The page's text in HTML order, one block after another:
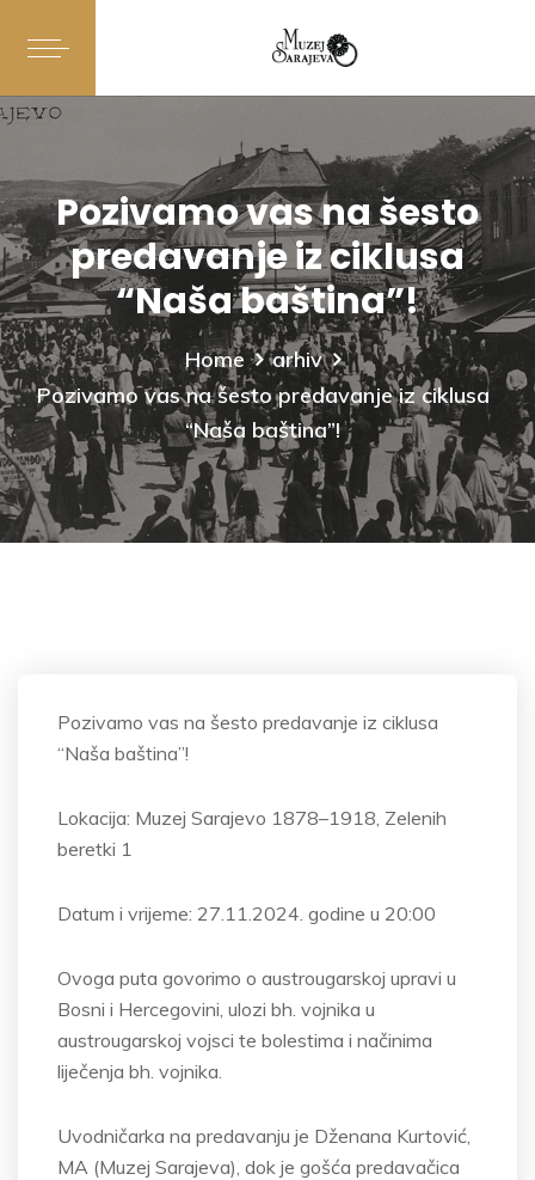
Pozivamo vas na šesto
predavanje iz ciklusa
“Naša baština”!
Home
arhiv
Pozivamo vas na šesto predavanje iz ciklusa
“Naša baština”!
Pozivamo vas na šesto predavanje iz ciklusa
“Naša baština”!
Lokacija: Muzej Sarajevo 1878–1918, Zelenih
beretki 1
Datum i vrijeme: 27.11.2024. godine u 20:00
Ovoga puta govorimo o austrougarskoj upravi u
Bosni i Hercegovini, ulozi bh. vojnika u
austrougarskoj vojsci te bolestima i načinima
liječenja bh. vojnika.
Uvodničarka na predavanju je Dženana Kurtović,
MA (Muzej Sarajeva), dok je gošća predavačica